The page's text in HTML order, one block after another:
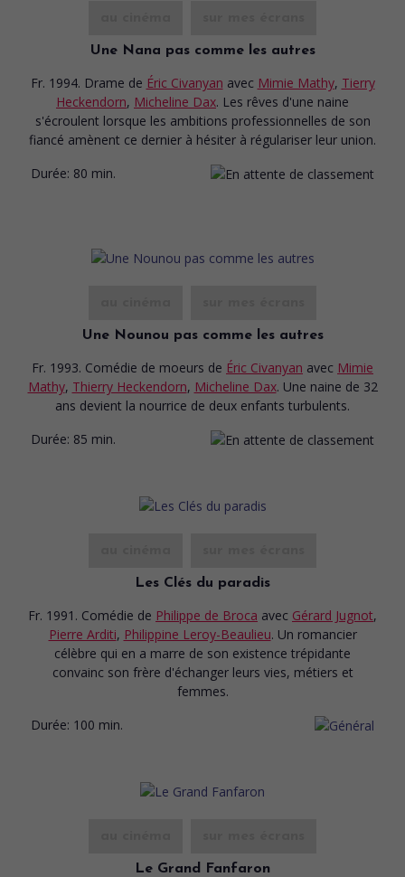
Une Nana pas comme les autres
Fr. 1994. Drame de Éric Civanyan avec Mimie Mathy, Tierry
Heckendorn, Micheline Dax. Les rêves d'une naine
s'écroulent lorsque les ambitions professionnelles de son
fiancé amènent ce dernier à hésiter à régulariser leur union.
Durée: 80 min.
Une Nounou pas comme les autres
Fr. 1993. Comédie de moeurs de Éric Civanyan avec Mimie
Mathy, Thierry Heckendorn, Micheline Dax. Une naine de 32
ans devient la nourrice de deux enfants turbulents.
Durée: 85 min.
Les Clés du paradis
Fr. 1991. Comédie de Philippe de Broca avec Gérard Jugnot,
Pierre Arditi, Philippine Leroy-Beaulieu. Un romancier
célèbre qui en a marre de son existence trépidante
convainc son frère d'échanger leurs vies, métiers et
femmes.
Durée: 100 min.
Le Grand Fanfaron